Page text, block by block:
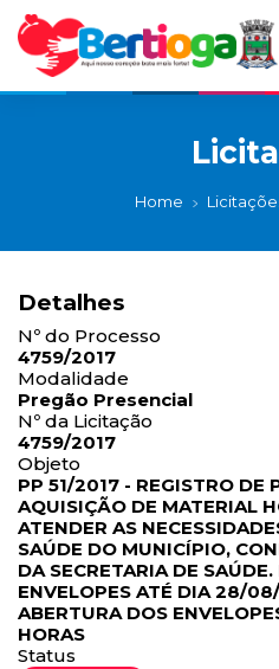
Home
Detalhes
Nº do Processo
4759/2017
Modalidade
Pregão Presencial
Nº da Licitação
4759/2017
Objeto
PP 51/2017 - REGISTRO DE
AQUISIÇÃO DE MATERIAL
ATENDER AS
SAÚDE DO MUNICÍPIO,
DA SECRETARIA DE
ENVELOPES ATÉ DIA 28/
ABERTURA DOS
HORAS
Status